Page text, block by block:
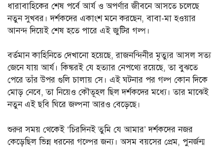
ধারাবাহিকের শেষ পর্বে আর্য ও অপর্ণার জীবনে আসতে চলেছে
নতুন সুখবর। দর্শকদের একাংশ মনে করছেন, বাবা-মা হওয়ার
আনন্দ দিয়েই শেষ হতে পারে এই জুটির গল্প।
বর্তমান কাহিনিতে দেখানো হয়েছে, রাজনন্দিনীর মৃত্যুর আসল সত্য
জেনে যায় আর্য। কিঙ্করই যে হত্যার নেপথ্যে রয়েছে, তা বুঝতে
পেরে তাঁর উপর গুলি চালায় সে। এই ঘটনার পর গল্প কোন দিকে
মোড় নেবে, তা নিয়েও কৌতূহল ছিল দর্শকদের মধ্যে। তার মাঝেই
নতুন এই ছবি ঘিরে জল্পনা আরও বেড়েছে।
শুরুর সময় থেকেই ‘চিরদিনই তুমি যে আমার’ দর্শকদের নজর
কেড়েছিল ভিন্ন ধরনের গল্পের জন্য। অসম বয়সের প্রেম, পুনর্জন্ম